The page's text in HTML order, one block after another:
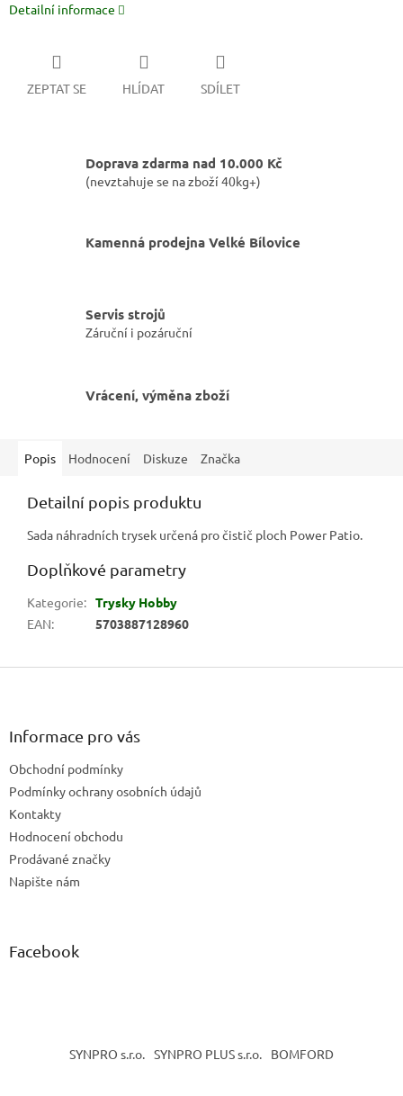
Detailní informace
ZEPTAT SE HLÍDAT SDÍLET
Doprava zdarma nad 10.000 Kč
(nevztahuje se na zboží 40kg+)
Kamenná prodejna Velké Bílovice
Servis strojů
Záruční i pozáruční
Vrácení, výměna zboží
Popis Hodnocení Diskuze Značka
Detailní popis produktu
Sada náhradních trysek určená pro čistič ploch Power Patio.
Doplňkové parametry
Kategorie: Trysky Hobby
EAN: 5703887128960
Z
Informace pro vás
Obchodní podmínky
Podmínky ochrany osobních údajů
Kontakty
Hodnocení obchodu
Prodávané značky
Napište nám
Facebook
SYNPRO s.r.o. SYNPRO PLUS s.r.o. BOMFORD